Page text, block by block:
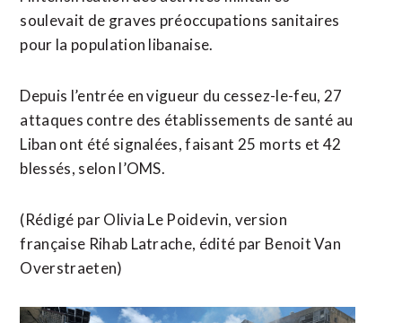
soulevait de graves préoccupations sanitaires
pour la population libanaise.
Depuis l’entrée en vigueur du cessez-le-feu, 27
attaques contre des établissements de ⁠santé au
Liban ont été signalées, faisant 25 morts et 42
blessés, selon l’OMS.
(Rédigé par Olivia Le ​Poidevin, version
française Rihab Latrache, édité ​par Benoit Van
Overstraeten)